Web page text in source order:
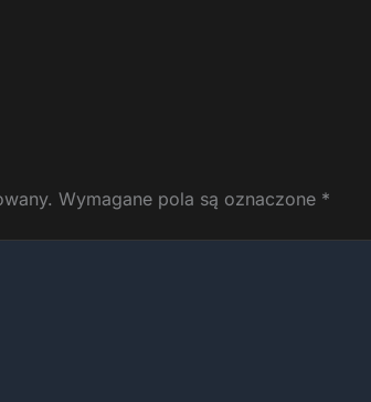
Wymagane pola są oznaczone *